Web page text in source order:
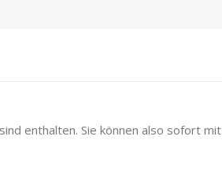
enthalten. Sie können also sofort mit